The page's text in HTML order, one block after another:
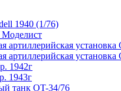
1940 (1/76)
артиллерийская
артиллерийская
1942г
1943г
танк OT-34/76